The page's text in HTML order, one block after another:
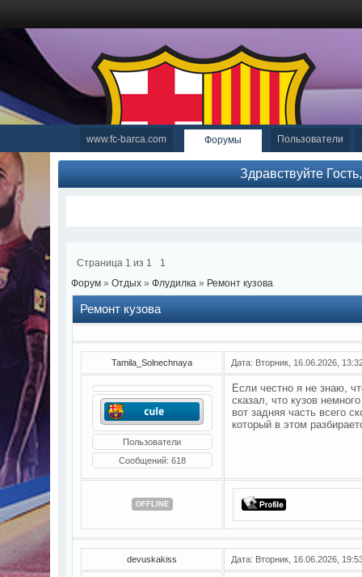
www.fc-barca.com Форумы Пользователи
Здравствуйте
Страница 1 из 1
1
Форум » Отдых » Флудилка » Ремонт кузова
Ремонт кузова
Tamila_Solnechnaya Дата: Вторник, 16.06.2026,
Пользователи
Сообщений: 618
Если честно я не знаю,
сказал, что кузов
вот задняя часть всего
который в этом
OFFLINE
devuskakiss Дата: Вторник, 16.06.2026,